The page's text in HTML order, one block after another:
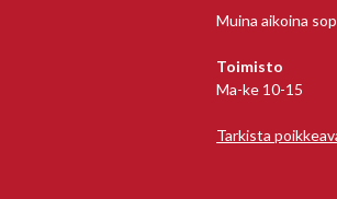
Muina aikoina
Toimisto
Ma-ke 10-15
Tarkista